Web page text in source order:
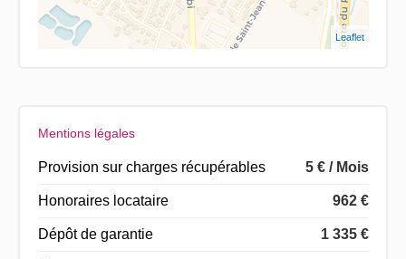
Leaflet
Mentions légales
Provision sur charges récupérables 5 € / Mois
Honoraires locataire 962 €
Dépôt de garantie 1 335 €